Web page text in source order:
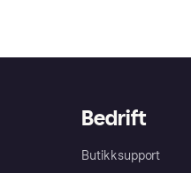
Bedrift
Butikksupport